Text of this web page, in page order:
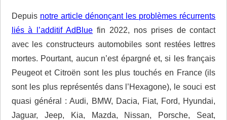
Depuis notre article dénonçant les problèmes récurrents
liés à l’additif AdBlue fin 2022, nos prises de contact
avec les constructeurs automobiles sont restées lettres
mortes. Pourtant, aucun n’est épargné et, si les français
Peugeot et Citroën sont les plus touchés en France (ils
sont les plus représentés dans l’Hexagone), le souci est
quasi général : Audi, BMW, Dacia, Fiat, Ford, Hyundai,
Jaguar, Jeep, Kia, Mazda, Nissan, Porsche, Seat,